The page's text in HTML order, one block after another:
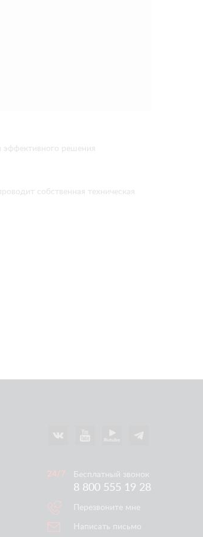
эффективного решения
собственная техническая
Бесплатный звонок
8 800 555 19 28
Перезвоните мне
Написать письмо